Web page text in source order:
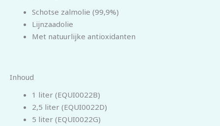
Schotse zalmolie (99,9%)
Lijnzaadolie
Met natuurlijke antioxidanten
Inhoud
1 liter (EQUI0022B)
2,5 liter (EQUI0022D)
5 liter (EQUI0022G)